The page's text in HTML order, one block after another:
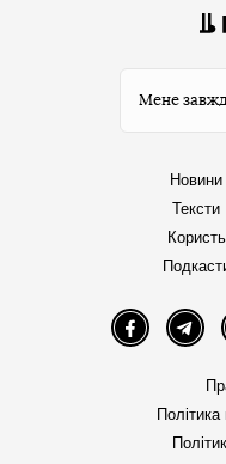
Мене
Новини
Тексти
Користь
Facebook